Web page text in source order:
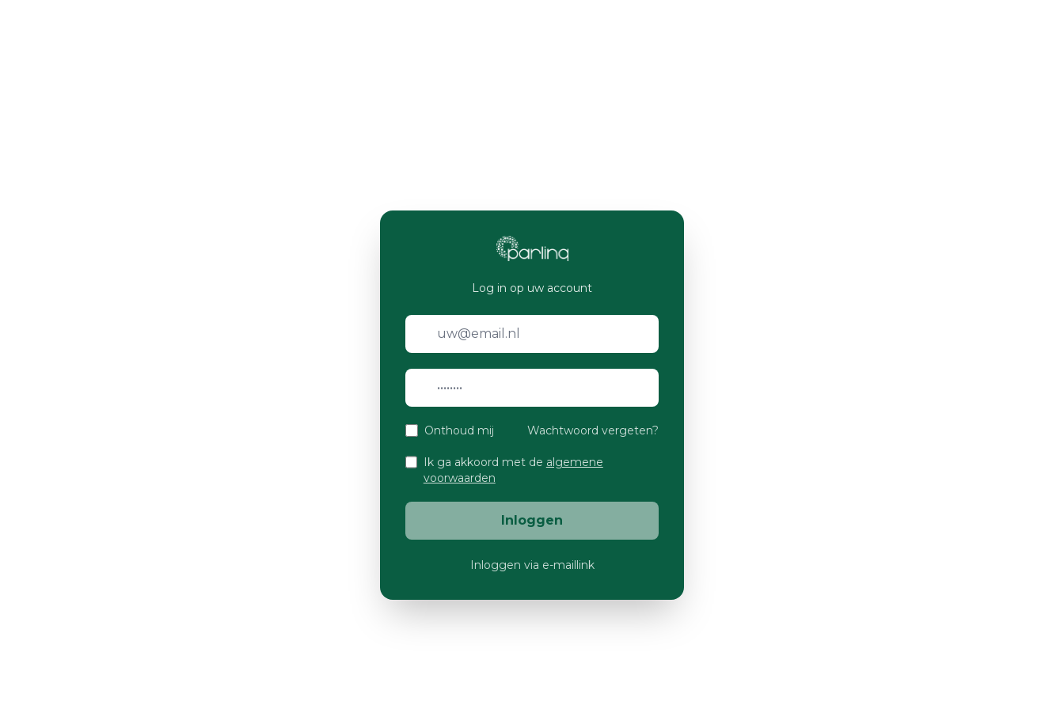
Log in op uw account
Onthoud mij Wachtwoord vergeten?
Ik ga akkoord met de algemene
voorwaarden
Inloggen
Inloggen via e-maillink